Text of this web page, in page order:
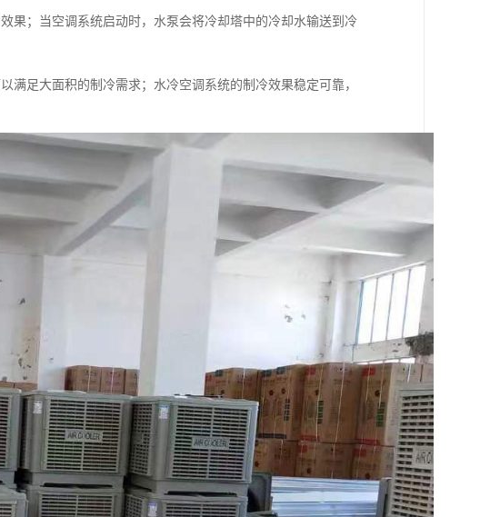
果；当空调系统启动时，水泵会将冷却塔中的冷却水输送到冷
足大面积的制冷需求；水冷空调系统的制冷效果稳定可靠，